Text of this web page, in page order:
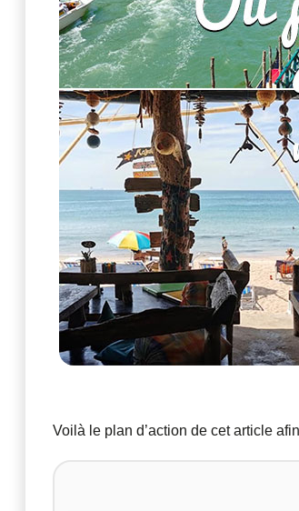
Voilà le plan d’action de cet article